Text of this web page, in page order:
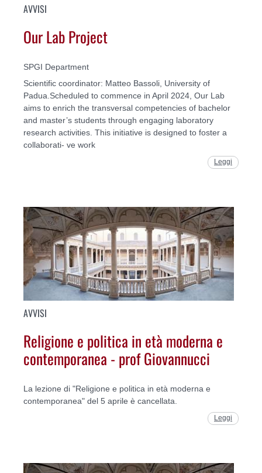
AVVISI
Our Lab Project
SPGI Department
Scientific coordinator: Matteo Bassoli, University of
Padua.Scheduled to commence in April 2024, Our Lab
aims to enrich the transversal competencies of bachelor
and master’s students through engaging laboratory
research activities. This initiative is designed to foster a
collaborati- ve work
Leggi
AVVISI
Religione e politica in età moderna e
contemporanea - prof Giovannucci
La lezione di "Religione e politica in età moderna e
contemporanea" del 5 aprile è cancellata.
Leggi